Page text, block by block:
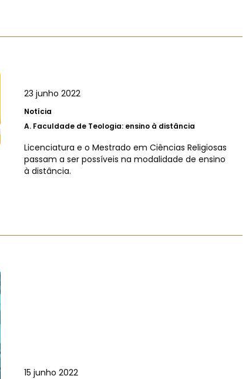
23 junho 2022
Notícia
A. Faculdade de Teologia: ensino à distância
Licenciatura e o Mestrado em Ciências Religiosas
passam a ser possíveis na modalidade de ensino
à distância.
15 junho 2022